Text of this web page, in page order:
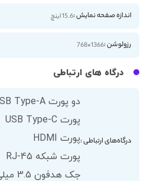
اندازه صفحه نمایش :15.6 اینچ
رزولوشن :1366×768
درگاه های ارتباطی
درگاه‌های ارتباطی :
دو پورت USB Type-A
پورت USB Type-C
پورت HDMI
پورت شبکه RJ-45
جک هدفون 3.5 میلی متر